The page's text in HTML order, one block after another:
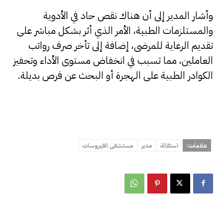
وأشار المدير إلى أن هناك نقص حاد في الأدوية
والمستلزمات الطبية، الأمر الذي أثر بشكل مباشر على
تقديم الرعاية للمرضى، إضافة إلى تأخر صرف رواتب
العاملين، مما تسبب في انخفاض مستوى الأداء وتحفيز
الكوادر الطبية على الهجرة أو البحث عن فرص بديلة.
علامات: استقالة مدير مستشفى الفيروسات